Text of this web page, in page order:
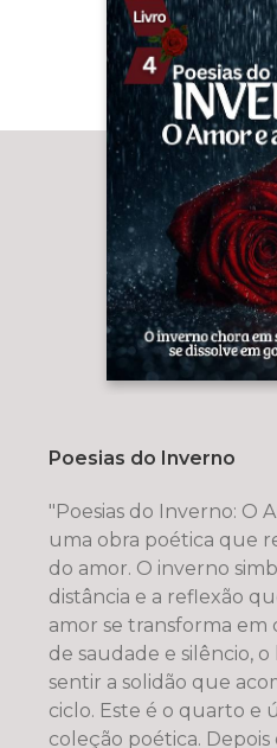
Poesias do Inverno
"Poesias do Inverno: O
uma obra poética que
do amor. O inverno
distância e a reflexão
amor se transforma em
de saudade e silêncio,
sentir a solidão que
ciclo. Este é o quarto e último volume da
coleção